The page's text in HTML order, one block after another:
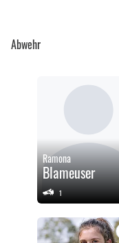
Abwehr
Ramona
Blameuser
1